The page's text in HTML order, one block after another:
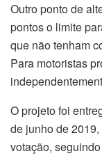
Outro ponto de
pontos o limite
que não tenham
Para motoristas
O projeto foi
de junho de
votação,